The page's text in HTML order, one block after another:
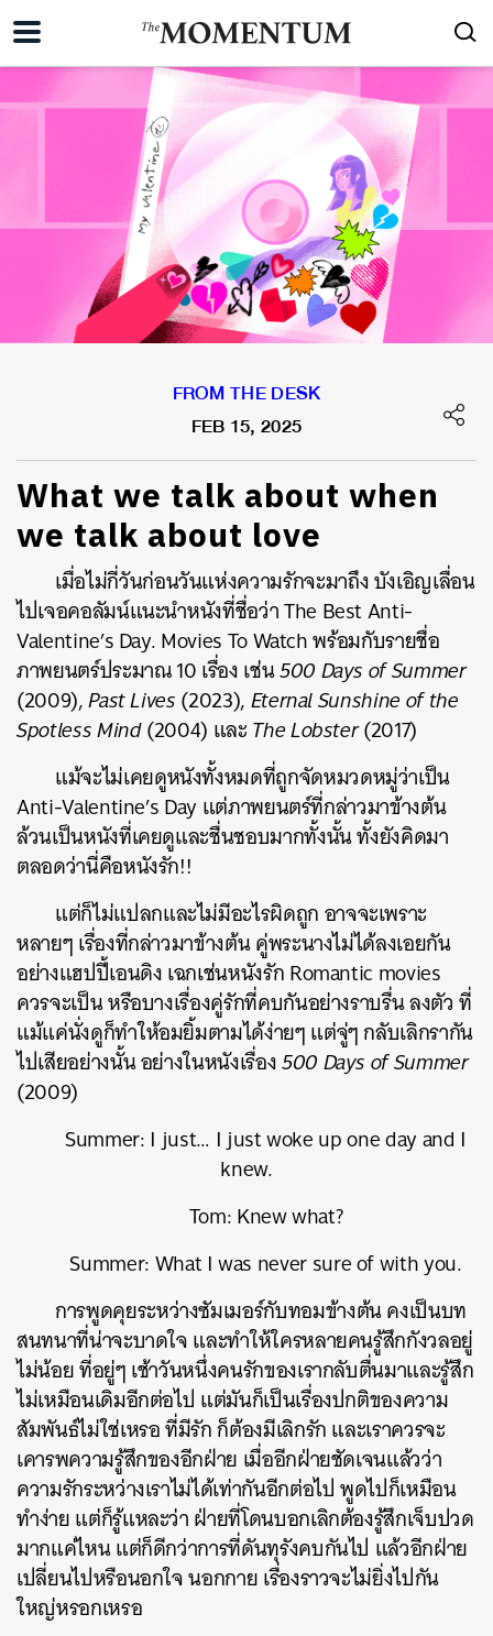
FROM THE DESK
FEB 15, 2025
What we talk about when
we talk about love
เมื่อไม่กี่วันก่อนวันแห่งความรักจะมาถึง บังเอิญเลื่อน
ไปเจอคอลัมน์แนะนำหนังที่ชื่อว่า The Best Anti-
Valentine’s Day. Movies To Watch พร้อมกับรายชื่อ
ภาพยนตร์ประมาณ 10 เรื่อง เช่น500 Days of Summer
(2009),Past Lives(2023),Eternal Sunshine of the
Spotless Mind(2004) และThe Lobster(2017)
แม้จะไม่เคยดูหนังทั้งหมดที่ถูกจัดหมวดหมู่ว่าเป็น
Anti-Valentine’s Day แต่ภาพยนตร์ที่กล่าวมาข้างต้น
ล้วนเป็นหนังที่เคยดูและชื่นชอบมากทั้งนั้น ทั้งยังคิดมา
ตลอดว่านี่คือหนังรัก!!
แต่ก็ไม่แปลกและไม่มีอะไรผิดถูก อาจจะเพราะ
หลายๆ เรื่องที่กล่าวมาข้างต้น คู่พระนางไม่ได้ลงเอยกัน
อย่างแฮปปี้เอนดิง เฉกเช่นหนังรัก Romantic movies
ควรจะเป็น หรือบางเรื่องคู่รักที่คบกันอย่างราบรื่น ลงตัว ที่
แม้แค่นั่งดูก็ทำให้อมยิ้มตามได้ง่ายๆ แต่จู่ๆ กลับเลิกรากัน
ไปเสียอย่างนั้น อย่างในหนังเรื่อง500 Days of Summer
(2009)
Summer: I just… I just woke up one day and I
knew.
Tom: Knew what?
Summer: What I was never sure of with you.
การพูดคุยระหว่างซัมเมอร์กับทอมข้างต้น คงเป็นบท
สนทนาที่น่าจะบาดใจ และทำให้ใครหลายคนรู้สึกกังวลอยู่
ไม่น้อย ที่อยู่ๆ เช้าวันหนึ่งคนรักของเรากลับตื่นมาและรู้สึก
ไม่เหมือนเดิมอีกต่อไป แต่มันก็เป็นเรื่องปกติของความ
สัมพันธ์ไม่ใช่เหรอ ที่มีรัก ก็ต้องมีเลิกรัก และเราควรจะ
เคารพความรู้สึกของอีกฝ่าย เมื่ออีกฝ่ายชัดเจนแล้วว่า
ความรักระหว่างเราไม่ได้เท่ากันอีกต่อไป พูดไปก็เหมือน
ทำง่าย แต่ก็รู้แหละว่า ฝ่ายที่โดนบอกเลิกต้องรู้สึกเจ็บปวด
มากแค่ไหน แต่ก็ดีกว่าการที่ดันทุรังคบกันไป แล้วอีกฝ่าย
เปลี่ยนไปหรือนอกใจ นอกกาย เรื่องราวจะไม่ยิ่งไปกัน
ใหญ่หรอกเหรอ